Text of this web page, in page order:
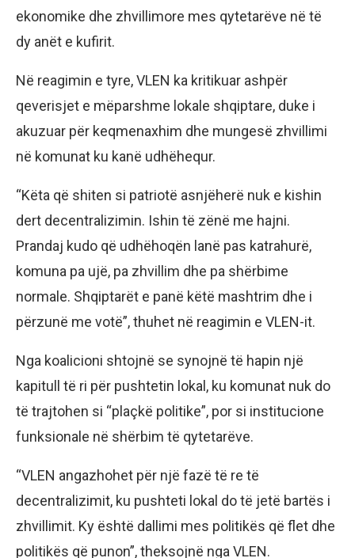
ekonomike dhe zhvillimore mes qytetarëve në të
dy anët e kufirit.
Në reagimin e tyre, VLEN ka kritikuar ashpër
qeverisjet e mëparshme lokale shqiptare, duke i
akuzuar për keqmenaxhim dhe mungesë zhvillimi
në komunat ku kanë udhëhequr.
“Këta që shiten si patriotë asnjëherë nuk e kishin
dert decentralizimin. Ishin të zënë me hajni.
Prandaj kudo që udhëhoqën lanë pas katrahurë,
komuna pa ujë, pa zhvillim dhe pa shërbime
normale. Shqiptarët e panë këtë mashtrim dhe i
përzunë me votë”, thuhet në reagimin e VLEN-it.
Nga koalicioni shtojnë se synojnë të hapin një
kapitull të ri për pushtetin lokal, ku komunat nuk do
të trajtohen si “plaçkë politike”, por si institucione
funksionale në shërbim të qytetarëve.
“VLEN angazhohet për një fazë të re të
decentralizimit, ku pushteti lokal do të jetë bartës i
zhvillimit. Ky është dallimi mes politikës që flet dhe
politikës që punon”, theksojnë nga VLEN.